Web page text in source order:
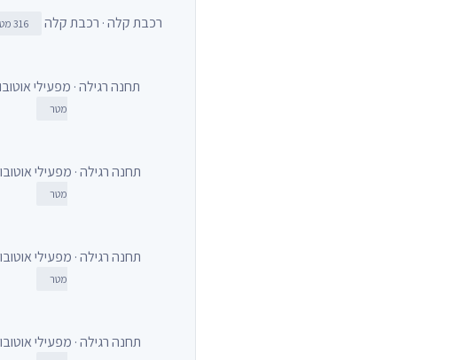
רכבת קלה · רכבת קלה 316 מטר
תחנה רגילה · מפעילי אוטובוסים
מטר
תחנה רגילה · מפעילי אוטובוסים
מטר
תחנה רגילה · מפעילי אוטובוסים
מטר
תחנה רגילה · מפעילי אוטובוסים